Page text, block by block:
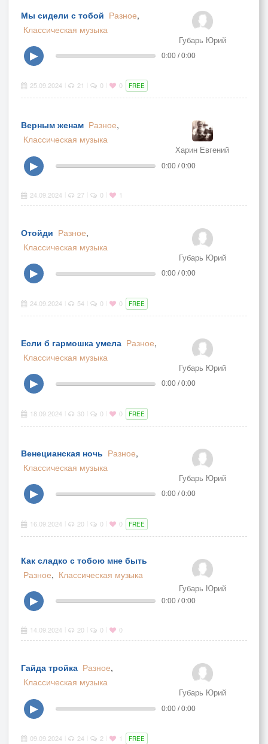
Мы сидели с тобой Разное,
Классическая музыка
Губарь Юрий
▶ 0:00 / 0:00
25.09.2024 21 0 0 FREE
Верным женам Разное,
Классическая музыка
Харин Евгений
▶ 0:00 / 0:00
24.09.2024 27 0 1
Отойди Разное,
Классическая музыка
Губарь Юрий
▶ 0:00 / 0:00
24.09.2024 54 0 0 FREE
Если б гармошка умела Разное,
Классическая музыка
Губарь Юрий
▶ 0:00 / 0:00
18.09.2024 30 0 0 FREE
Венецианская ночь Разное,
Классическая музыка
Губарь Юрий
▶ 0:00 / 0:00
16.09.2024 20 0 0 FREE
Как сладко с тобою мне быть
Разное, Классическая музыка
Губарь Юрий
▶ 0:00 / 0:00
14.09.2024 20 0 0
Гайда тройка Разное,
Классическая музыка
Губарь Юрий
▶ 0:00 / 0:00
09.09.2024 24 2 1 FREE